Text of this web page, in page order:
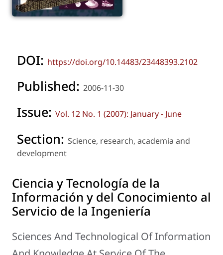
DOI: https://doi.org/10.14483/23448393.2102
Published: 2006-11-30
Issue: Vol. 12 No. 1 (2007): January - June
Section: Science, research, academia and
development
Ciencia y Tecnología de la
Información y del Conocimiento al
Servicio de la Ingeniería
Sciences And Technological Of Information